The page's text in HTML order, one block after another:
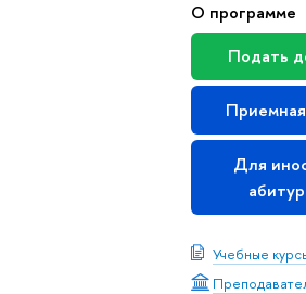
О программе
Подать
Для
Учебные